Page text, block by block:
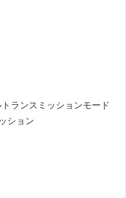
ランスミッションモード
ション